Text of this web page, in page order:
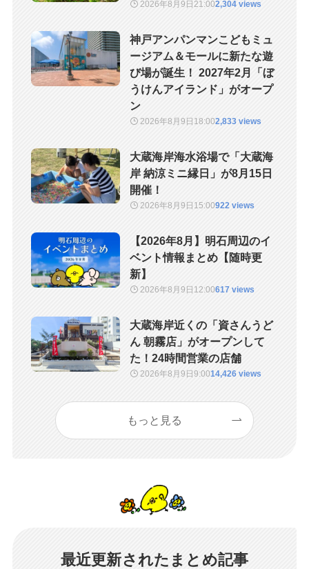
2026年8月9日21:002,304 views
神戸アンパンマンこどもミュ
ージアム＆モールに新たな遊
び場が誕生！ 2027年2月「ぼ
うけんアイランド」がオープ
ン
2026年8月9日 18:002,833 views
大蔵海岸海水浴場で「大蔵海
岸 納涼ミニ縁日」が8月15日
開催！
2026年8月9日 15:00922 views
【2026年8月】明石周辺のイ
ベント情報まとめ【随時更
新】
2026年8月9日 12:00617 views
大蔵海岸近くの「資さんうど
ん 朝霧店」がオープンして
た！24時間営業の店舗
2026年8月9日9:0014,426 views
もっと見る
最近更新されたまとめ記事